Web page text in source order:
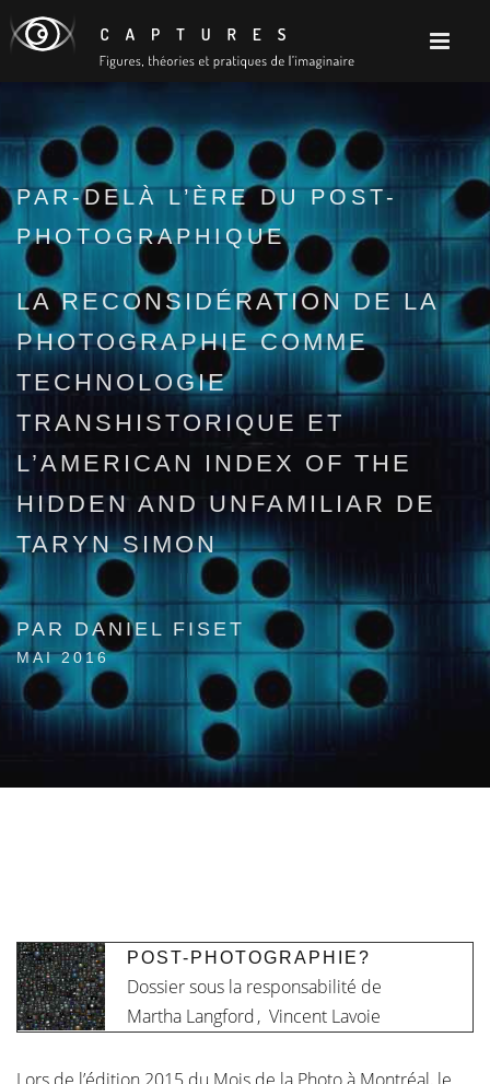
PAR-DELÀ L’ÈRE DU POST-
PHOTOGRAPHIQUE
LA RECONSIDÉRATION DE LA
PHOTOGRAPHIE COMME
TECHNOLOGIE
TRANSHISTORIQUE ET
L’AMERICAN INDEX OF THE
HIDDEN AND UNFAMILIAR DE
TARYN SIMON
PAR DANIEL FISET
MAI 2016
POST-PHOTOGRAPHIE?
Dossier sous la responsabilité de
Martha Langford , Vincent Lavoie